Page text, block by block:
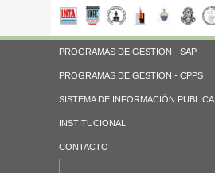
PROGRAMAS DE GESTION - SAP
PROGRAMAS DE GESTION - CPPS
SISTEMA DE INFORMACIÓN PÚBLICA
INSTITUCIONAL
CONTACTO